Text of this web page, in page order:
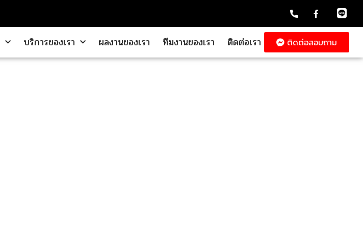
บริการของเรา ผลงานของเรา ทีมงานของเรา ติดต่อเรา ติดต่อสอบถาม